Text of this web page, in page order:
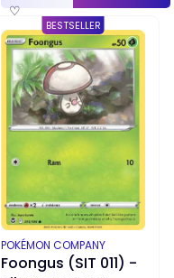
♡
BESTSELLER
Foongus (SIT 011) -
PRODUCENT
POKÉMON COMPANY